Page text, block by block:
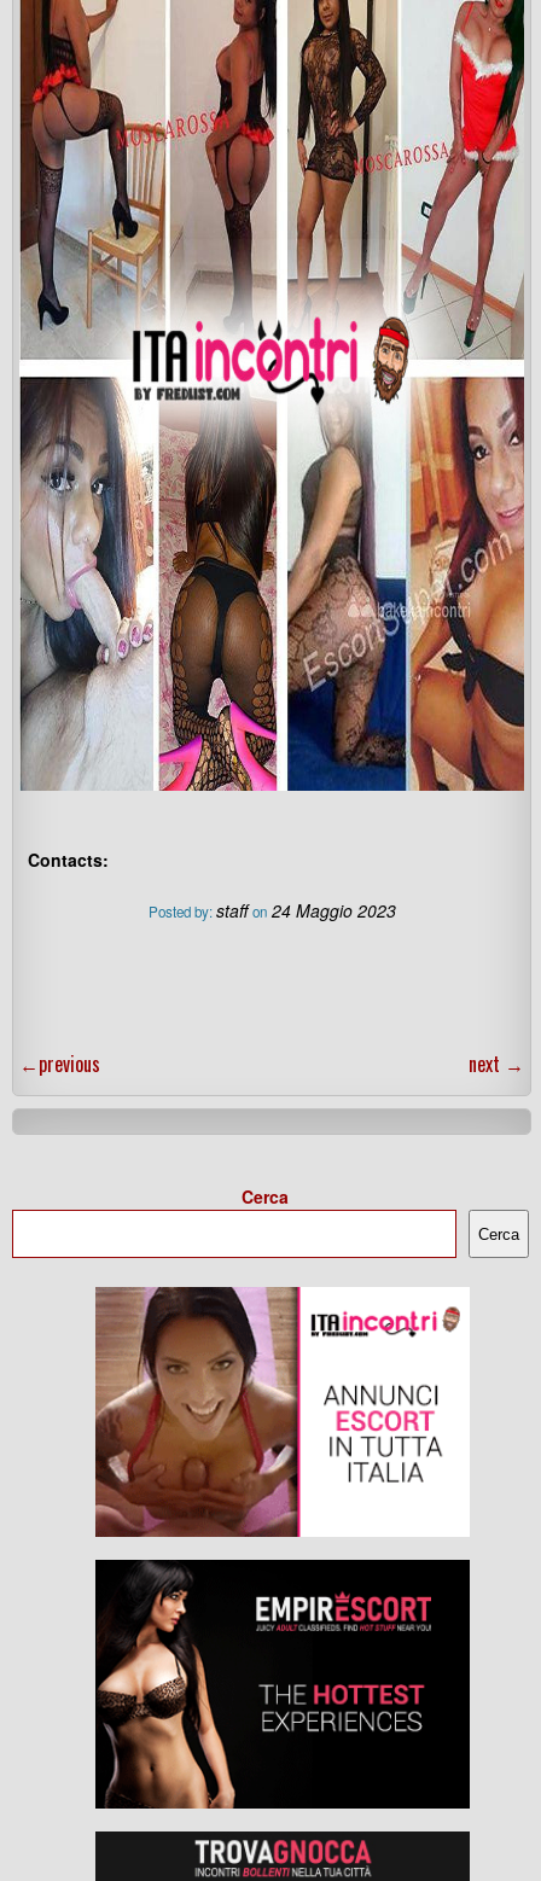
Contacts:
Posted by:staff on 24 Maggio 2023
←previous next →
Cerca
Cerca